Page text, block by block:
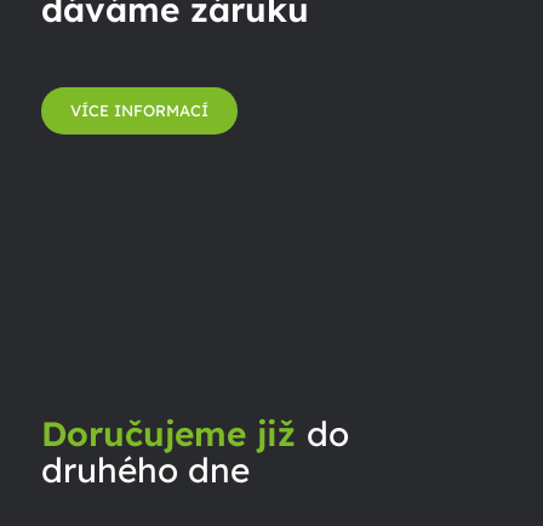
dáváme záruku
VÍCE INFORMACÍ
Doručujeme již do
druhého dne